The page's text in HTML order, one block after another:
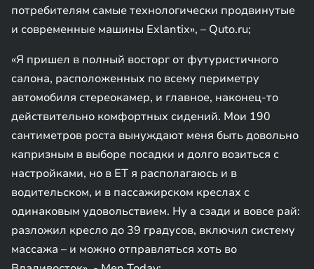
потребителям самые технологически продвинутые
и современные машины Exlantix», – Quto.ru;
«Я пришел в полный восторг от футуристичного
салона, расположенных по всему периметру
автомобиля стереокамер, и главное, наконец-то
действительно комфортных сидений. Мои 190
сантиметров роста вынуждают меня быть довольно
капризным в выборе посадки и долго возиться с
настройками, но в ET я располагаюсь и в
водительском, и в пассажирском креслах с
одинаковым удовольствием. Ну а сзади и вовсе рай:
разложил кресло до 39 градусов, включил систему
массажа – и можно отправляться хоть во